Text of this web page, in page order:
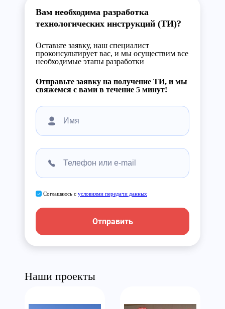
Вам необходима разработка
технологических инструкций (ТИ)?
Оставьте заявку, наш специалист
проконсультирует вас, и мы осуществим все
необходимые этапы разработки
Отправьте заявку на получение ТИ, и мы
свяжемся с вами в течение 5 минут!
Соглашаюсь с условиями передачи данных
Отправить
Наши проекты